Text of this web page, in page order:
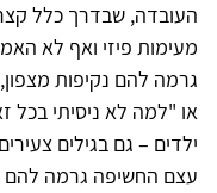
העובדה, שבדרך כלל
מעימות פיזי ואף לא
גרמה להם נקיפות
או "למה לא ניסיתי בכל
ילדים – גם בגילים
עצם החשיפה גרמה